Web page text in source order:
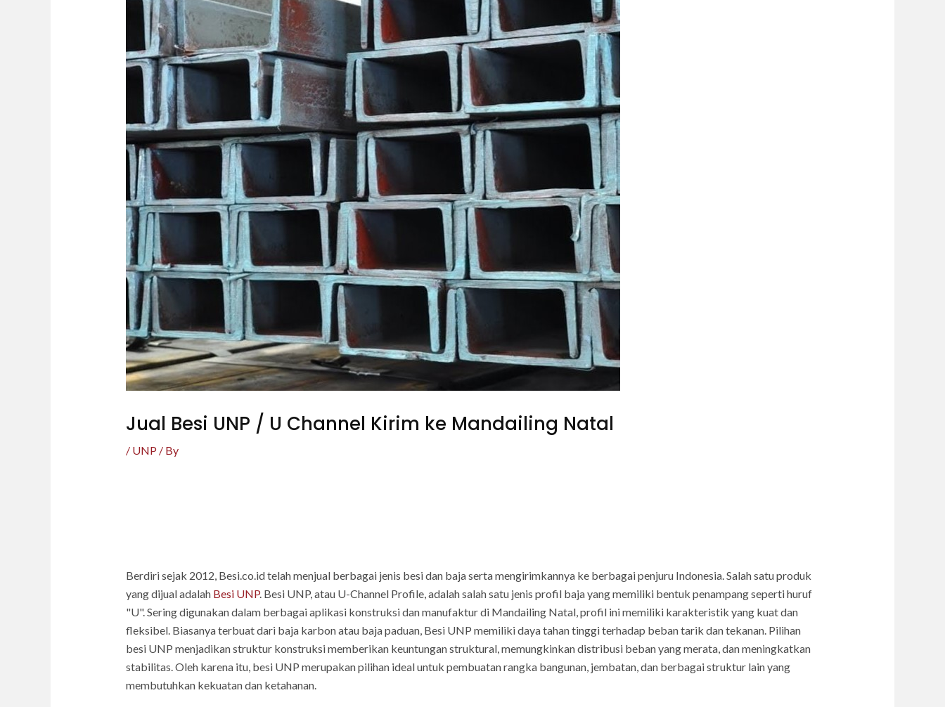
Jual Besi UNP / U Channel Kirim ke Mandailing Natal
/ UNP / By
Berdiri sejak 2012, Besi.co.id telah menjual berbagai jenis besi dan baja serta mengirimkannya ke berbagai penjuru Indonesia. Salah satu produk
yang dijual adalah Besi UNP. Besi UNP, atau U-Channel Profile, adalah salah satu jenis profil baja yang memiliki bentuk penampang seperti huruf
"U". Sering digunakan dalam berbagai aplikasi konstruksi dan manufaktur di Mandailing Natal, profil ini memiliki karakteristik yang kuat dan
fleksibel. Biasanya terbuat dari baja karbon atau baja paduan, Besi UNP memiliki daya tahan tinggi terhadap beban tarik dan tekanan. Pilihan
besi UNP menjadikan struktur konstruksi memberikan keuntungan struktural, memungkinkan distribusi beban yang merata, dan meningkatkan
stabilitas. Oleh karena itu, besi UNP merupakan pilihan ideal untuk pembuatan rangka bangunan, jembatan, dan berbagai struktur lain yang
membutuhkan kekuatan dan ketahanan.